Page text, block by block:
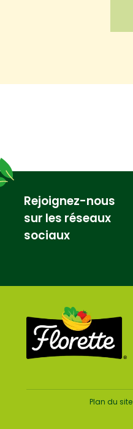
Rejoignez-nous
sur les réseaux
sociaux
Plan du site